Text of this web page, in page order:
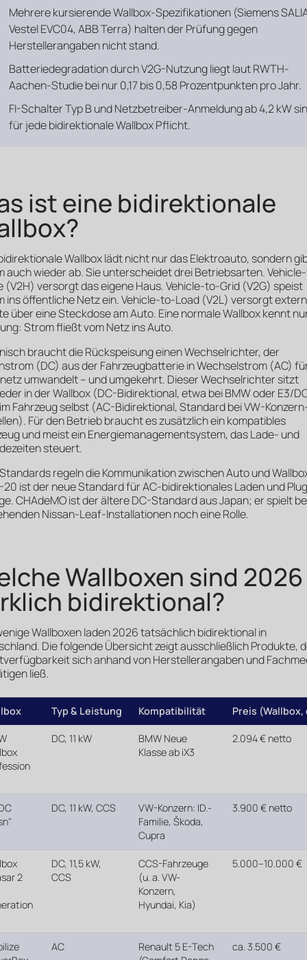
Mehrere kursierende Wallbox-Spezifikationen (Siemens
Vestel EVC04, ABB Terra) halten der Prüfung gegen
Herstellerangaben nicht stand.
Batteriedegradation durch V2G-Nutzung liegt laut RWTH-
Aachen-Studie bei nur 0,17 bis 0,58 Prozentpunkten pro Jahr.
FI-Schalter Typ B und Netzbetreiber-Anmeldung ab 4,2 kW
für jede bidirektionale Wallbox Pflicht.
ist eine bidirektionale
Wallbox lädt nicht nur das Elektroauto, sondern
auch wieder ab. Sie unterscheidet drei Betriebsarten.
(V2H) versorgt das eigene Haus. Vehicle-to-Grid (V2G) speist
ins öffentliche Netz ein. Vehicle-to-Load (V2L) versorgt
über eine Steckdose am Auto. Eine normale Wallbox kennt
Strom fließt vom Netz ins Auto.
braucht die Rückspeisung einen Wechselrichter, der
(DC) aus der Fahrzeugbatterie in Wechselstrom (AC)
umwandelt – und umgekehrt. Dieser Wechselrichter sitzt
in der Wallbox (DC-Bidirektional, etwa bei BMW oder E3/
Fahrzeug selbst (AC-Bidirektional, Standard bei VW-
Für den Betrieb braucht es zusätzlich ein kompatibles
und meist ein Energiemanagementsystem, das Lade- und
steuert.
regeln die Kommunikation zwischen Auto und
20 ist der neue Standard für AC-bidirektionales Laden und
CHAdeMO ist der ältere DC-Standard aus Japan; er spielt
Nissan-Leaf-Installationen noch eine Rolle.
Wallboxen sind 2026
bidirektional?
Wallboxen laden 2026 tatsächlich bidirektional in
Die folgende Übersicht zeigt ausschließlich Produkte,
sich anhand von Herstellerangaben und
ließ.
Typ & Leistung Kompatibilität Preis (Wallbox,
DC, 11 kW
BMW Neue
Klasse ab iX3
2.094 € netto
DC, 11 kW, CCS
VW-Konzern: ID.-
Familie, Škoda,
Cupra
3.900 € netto
2
DC, 11,5 kW,
CCS
CCS-Fahrzeuge
(u. a. VW-
Konzern,
Hyundai, Kia)
5.000–10.000 €
AC
Renault 5 E-Tech
ca. 3.500 €